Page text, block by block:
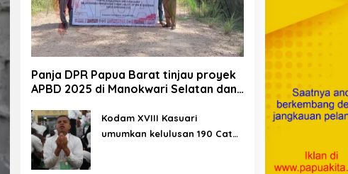
Panja DPR Papua Barat tinjau proyek
APBD 2025 di Manokwari Selatan dan
Kodam XVIII Kasuari
umumkan kelulusan 190 Cata